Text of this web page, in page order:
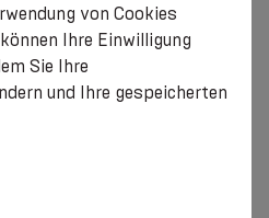
bei einem
haben, kann es
er schwerwiegend
unangenehmen
Blähungen und anderen
von Cookies
Ihre Einwilligung
Sie Ihre
und Ihre gespeicherten